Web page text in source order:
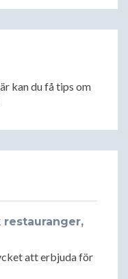
kan du få tips om
restauranger,
att erbjuda för